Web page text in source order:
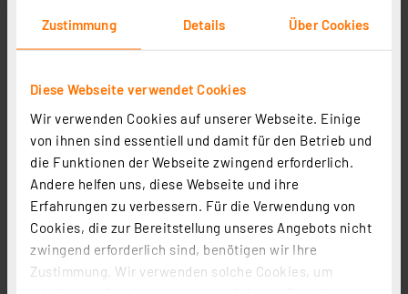
Zustimmung Details Über Cookies
Diese Webseite verwendet Cookies
Wir verwenden Cookies auf unserer Webseite. Einige
von ihnen sind essentiell und damit für den Betrieb und
die Funktionen der Webseite zwingend erforderlich.
Andere helfen uns, diese Webseite und ihre
Erfahrungen zu verbessern. Für die Verwendung von
Cookies, die zur Bereitstellung unseres Angebots nicht
zwingend erforderlich sind, benötigen wir Ihre
Zustimmung. Wir verwenden solche Cookies, um
37,95 €
Informationen zu Versandkosten